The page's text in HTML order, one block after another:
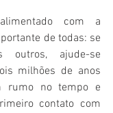
com a
de todas: se
outros, ajude-se
milhões de anos
rumo no tempo e
contato com